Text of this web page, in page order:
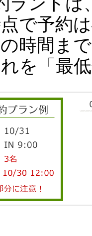
で予約
時間ま
を「最